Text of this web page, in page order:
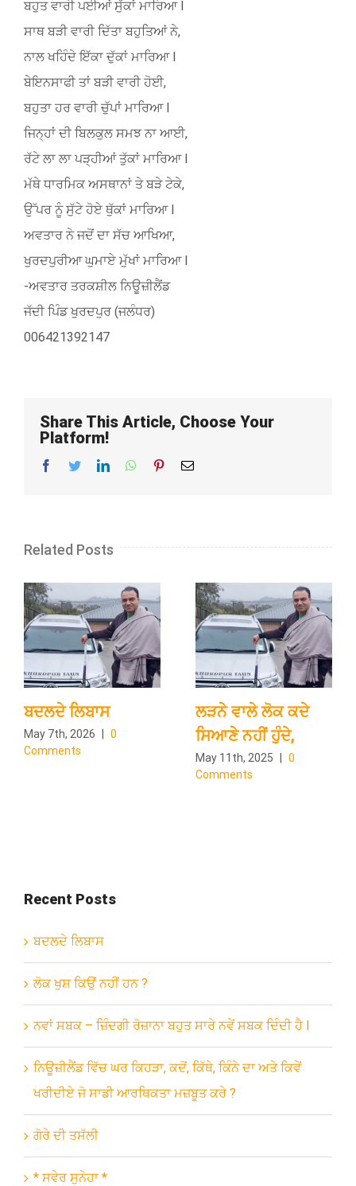
ਬਹੁਤ ਵਾਰੀ ਪਈਆਂ ਸੁੱਕਾਂ ਮਾਰਿਆ l
ਸਾਥ ਬੜੀ ਵਾਰੀ ਦਿੱਤਾ ਬਹੁਤਿਆਂ ਨੇ,
ਨਾਲ ਖਹਿੰਦੇ ਇੱਕਾ ਦੁੱਕਾਂ ਮਾਰਿਆ l
ਬੇਇਨਸਾਫੀ ਤਾਂ ਬੜੀ ਵਾਰੀ ਹੋਈ,
ਬਹੁਤਾ ਹਰ ਵਾਰੀ ਚੁੱਪਾਂ ਮਾਰਿਆ l
ਜਿਨ੍ਹਾਂ ਦੀ ਬਿਲਕੁਲ ਸਮਝ ਨਾ ਆਈ,
ਰੱਟੇ ਲਾ ਲਾ ਪੜ੍ਹੀਆਂ ਤੁੱਕਾਂ ਮਾਰਿਆ l
ਮੱਥੇ ਧਾਰਮਿਕ ਅਸਥਾਨਾਂ ਤੇ ਬੜੇ ਟੇਕੇ,
ਉੱਪਰ ਨੂੰ ਸੁੱਟੇ ਹੋਏ ਥੁੱਕਾਂ ਮਾਰਿਆ l
ਅਵਤਾਰ ਨੇ ਜਦੋਂ ਦਾ ਸੱਚ ਆਖਿਆ,
ਖੁਰਦਪੁਰੀਆ ਘੁਮਾਏ ਮੁੱਖਾਂ ਮਾਰਿਆ l
-ਅਵਤਾਰ ਤਰਕਸ਼ੀਲ ਨਿਊਜ਼ੀਲੈਂਡ
ਜੱਦੀ ਪਿੰਡ ਖੁਰਦਪੁਰ (ਜਲੰਧਰ)
006421392147
Share This Article, Choose Your
Platform!
Facebook
TwitterLinkedInWhatsApp
PinterestEmail
Related Posts
ਬਦਲਦੇ ਲਿਬਾਸ
May 7th, 2026
0
Comments
ਲੜਨੇ ਵਾਲੇ ਲੋਕ ਕਦੇ
ਸਿਆਣੇ ਨਹੀਂ ਹੁੰਦੇ,
May 11th, 2025
0
Comments
Recent Posts
ਬਦਲਦੇ ਲਿਬਾਸ
ਲੋਕ ਖੁਸ਼ ਕਿਉਂ ਨਹੀਂ ਹਨ ?
ਨਵਾਂ ਸਬਕ – ਜ਼ਿੰਦਗੀ ਰੋਜ਼ਾਨਾ ਬਹੁਤ ਸਾਰੇ ਨਵੇਂ ਸਬਕ ਦਿੰਦੀ ਹੈ l
ਨਿਊਜ਼ੀਲੈਂਡ ਵਿੱਚ ਘਰ ਕਿਹੜਾ, ਕਦੋਂ, ਕਿੱਥੇ, ਕਿੰਨੇ ਦਾ ਅਤੇ ਕਿਵੇਂ
ਖਰੀਦੀਏ ਜੋ ਸਾਡੀ ਆਰਥਿਕਤਾ ਮਜ਼ਬੂਤ ਕਰੇ ?
ਗੋਰੇ ਦੀ ਤਸੱਲੀ
* ਸਵੇਰ ਸੁਨੇਹਾ *